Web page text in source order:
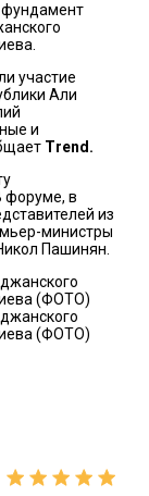
фундамент
участие
Али
и
Trend.
форуме, в
из
министры
Пашинян.